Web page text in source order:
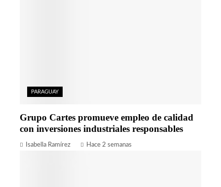
PARAGUAY
Grupo Cartes promueve empleo de calidad
con inversiones industriales responsables
Isabella Ramírez Hace 2 semanas